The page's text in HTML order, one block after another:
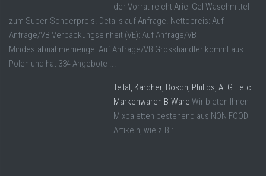
der Vorrat reicht Ariel Gel Waschmittel
zum Super-Sonderpreis. Details auf Anfrage. Nettopreis: Auf
Anfrage/VB Verpackungseinheit (VE): Auf Anfrage/VB
Mindestabnahmemenge: Auf Anfrage/VB Grosshändler kommt aus
Polen und hat 334 Angebote ...
Tefal, Kärcher, Bosch, Philips, AEG… etc.
Markenwaren B-Ware Wir bieten Ihnen
Mixpaletten bestehend aus NON FOOD
Artikeln, wie z.B.: